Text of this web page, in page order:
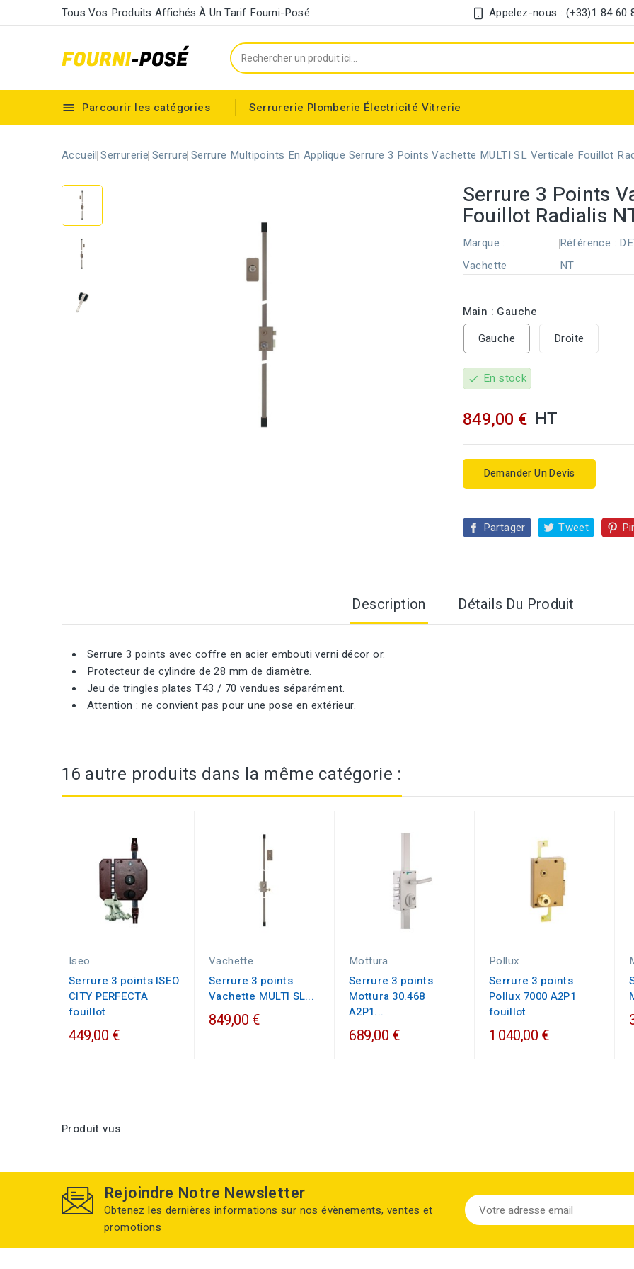
Tous Vos Produits Affichés À Un Tarif Fourni-Posé. Appelez-nous : (+33)1 84 60
 Parcourir les catégories Serrurerie Plomberie Électricité Vitrerie
Accueil Serrurerie Serrure Serrure Multipoints En Applique Serrure 3 Points Vachette MULTI SL Verticale Fouillot
Serrure 3 Points
Fouillot Radialis
Marque :
Vachette
Référence :
NT
Main : Gauche
Gauche
Droite
check En stock
849,00 € HT
Demander Un Devis
Partager Tweet
Description Détails Du Produit
Serrure 3 points avec coffre en acier embouti verni décor or.
Protecteur de cylindre de 28 mm de diamètre.
Jeu de tringles plates T43 / 70 vendues séparément.
Attention : ne convient pas pour une pose en extérieur.
16 autre produits dans la même catégorie :
Iseo
Serrure 3 points ISEO
CITY PERFECTA
fouillot
449,00 €
Vachette
Serrure 3 points
Vachette MULTI SL...
849,00 €
Mottura
Serrure 3 points
Mottura 30.468
A2P1...
689,00 €
Pollux
Serrure 3 points
Pollux 7000 A2P1
fouillot
1 040,00 €
Produit vus
Rejoindre Notre Newsletter
Obtenez les dernières informations sur nos évènements, ventes et
promotions